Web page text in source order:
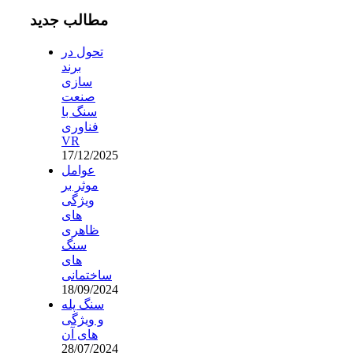
مطالب جدید
تحول در
برند
سازی
صنعت
سنگ با
فناوری
VR
17/12/2025
عوامل
موثر بر
ویژگی
های
ظاهری
سنگ
های
ساختمانی
18/09/2024
سنگ پله
و ویژگی
های آن
28/07/2024